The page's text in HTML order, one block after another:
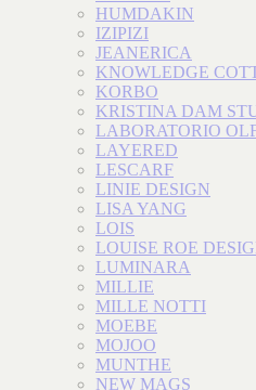
HUMDAKIN
IZIPIZI
JEANERICA
KNOWLEDGE
KORBO
KRISTINA DAM
LABORATORIO
LAYERED
LESCARF
LINIE DESIGN
LISA YANG
LOIS
LOUISE ROE
LUMINARA
MILLIE
MILLE NOTTI
MOEBE
MOJOO
MUNTHE
NEW MAGS